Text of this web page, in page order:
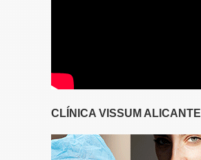
CLÍNICA VISSUM ALICANTE